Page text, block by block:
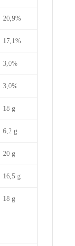
20,9%
17,1%
3,0%
3,0%
18 g
6,2 g
20 g
16,5 g
18 g